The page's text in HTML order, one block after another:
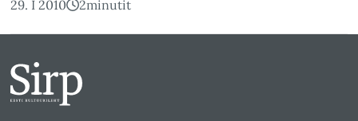
29. I 2010 2minutit